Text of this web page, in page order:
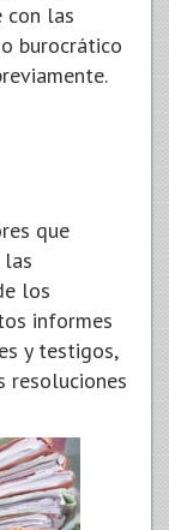
con las
burocrático
que
los
informes
y testigos,
resoluciones